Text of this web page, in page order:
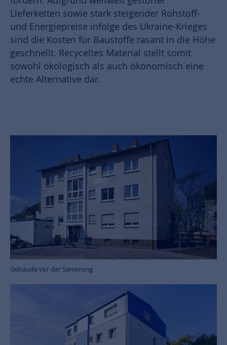
Lieferketten sowie stark steigender Rohstoff-
und Energiepreise infolge des Ukraine-Krieges
sind die Kosten für Baustoffe rasant in die Höhe
geschnellt. Recyceltes Material stellt somit
sowohl ökologisch als auch ökonomisch eine
echte Alternative dar.
Gebäude vor der Sanierung